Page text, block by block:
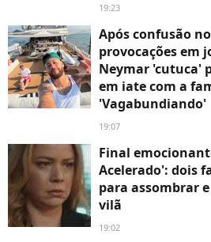
19:23
Após confusão
provocações em
Neymar 'cutuca'
em iate com a
'Vagabundiando'
19:07
Final
Acelerado': dois
para assombrar
vilã
19:02